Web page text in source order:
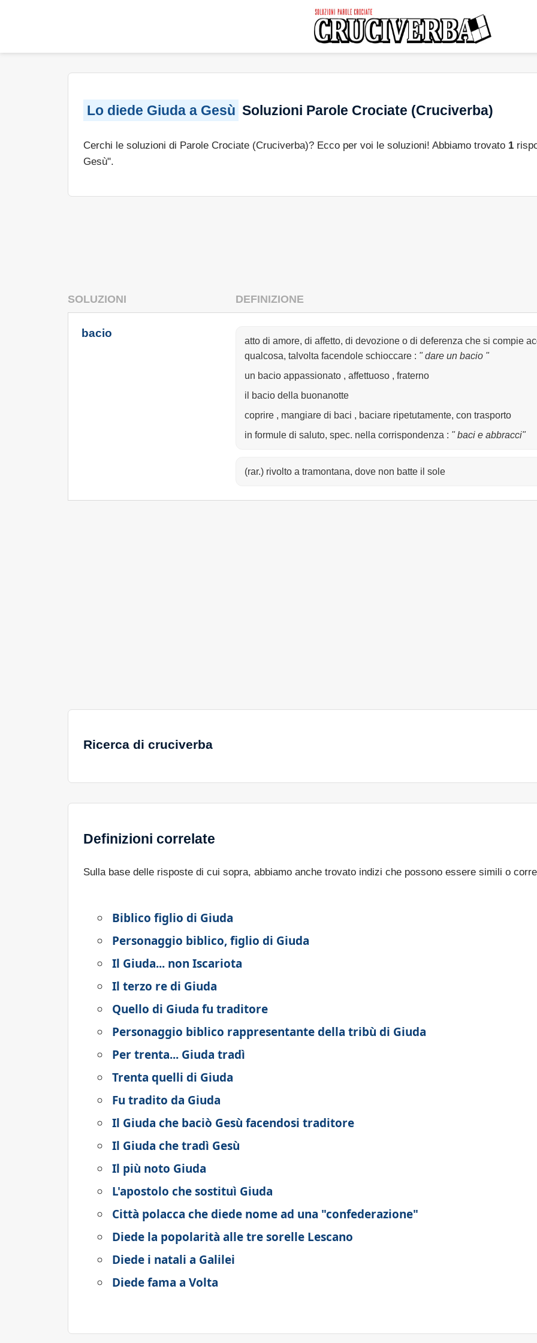
Lo diede Giuda a Gesù Soluzioni Parole Crociate (Cruciverba)
Cerchi le soluzioni di Parole Crociate (Cruciverba)? Ecco per voi le soluzioni! Abbiamo trovato 1
Gesù".
SOLUZIONI DEFINIZIONE
bacio
atto di amore, di affetto, di devozione o di deferenza che si compie
qualcosa, talvolta facendole schioccare : " dare un bacio "
un bacio appassionato , affettuoso , fraterno
il bacio della buonanotte
coprire , mangiare di baci , baciare ripetutamente, con trasporto
in formule di saluto, spec. nella corrispondenza : " baci e abbracci"
(rar.) rivolto a tramontana, dove non batte il sole
Ricerca di cruciverba
Definizioni correlate
Sulla base delle risposte di cui sopra, abbiamo anche trovato indizi che possono essere simili o
Biblico figlio di Giuda
Personaggio biblico, figlio di Giuda
Il Giuda... non Iscariota
Il terzo re di Giuda
Quello di Giuda fu traditore
Personaggio biblico rappresentante della tribù di Giuda
Per trenta... Giuda tradì
Trenta quelli di Giuda
Fu tradito da Giuda
Il Giuda che baciò Gesù facendosi traditore
Il Giuda che tradì Gesù
Il più noto Giuda
L'apostolo che sostituì Giuda
Città polacca che diede nome ad una "confederazione"
Diede la popolarità alle tre sorelle Lescano
Diede i natali a Galilei
Diede fama a Volta